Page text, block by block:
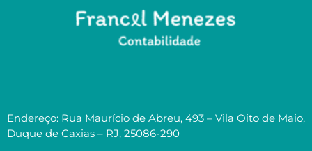
Endereço: Rua Maurício de Abreu, 493 – Vila Oito de Maio,
Duque de Caxias – RJ, 25086-290